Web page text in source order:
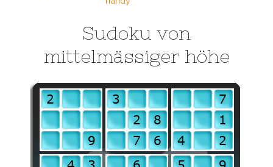
Sudoku von
mittelmässiger höhe